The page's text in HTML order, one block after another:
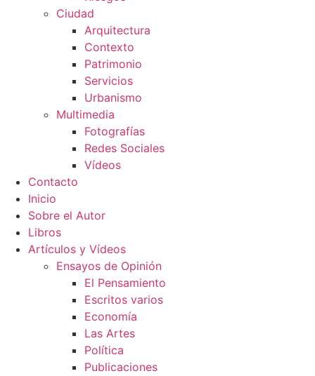
Ciudad
Arquitectura
Contexto
Patrimonio
Servicios
Urbanismo
Multimedia
Fotografías
Redes Sociales
Vídeos
Contacto
Inicio
Sobre el Autor
Libros
Artículos y Vídeos
Ensayos de Opinión
El Pensamiento
Escritos varios
Economía
Las Artes
Política
Publicaciones